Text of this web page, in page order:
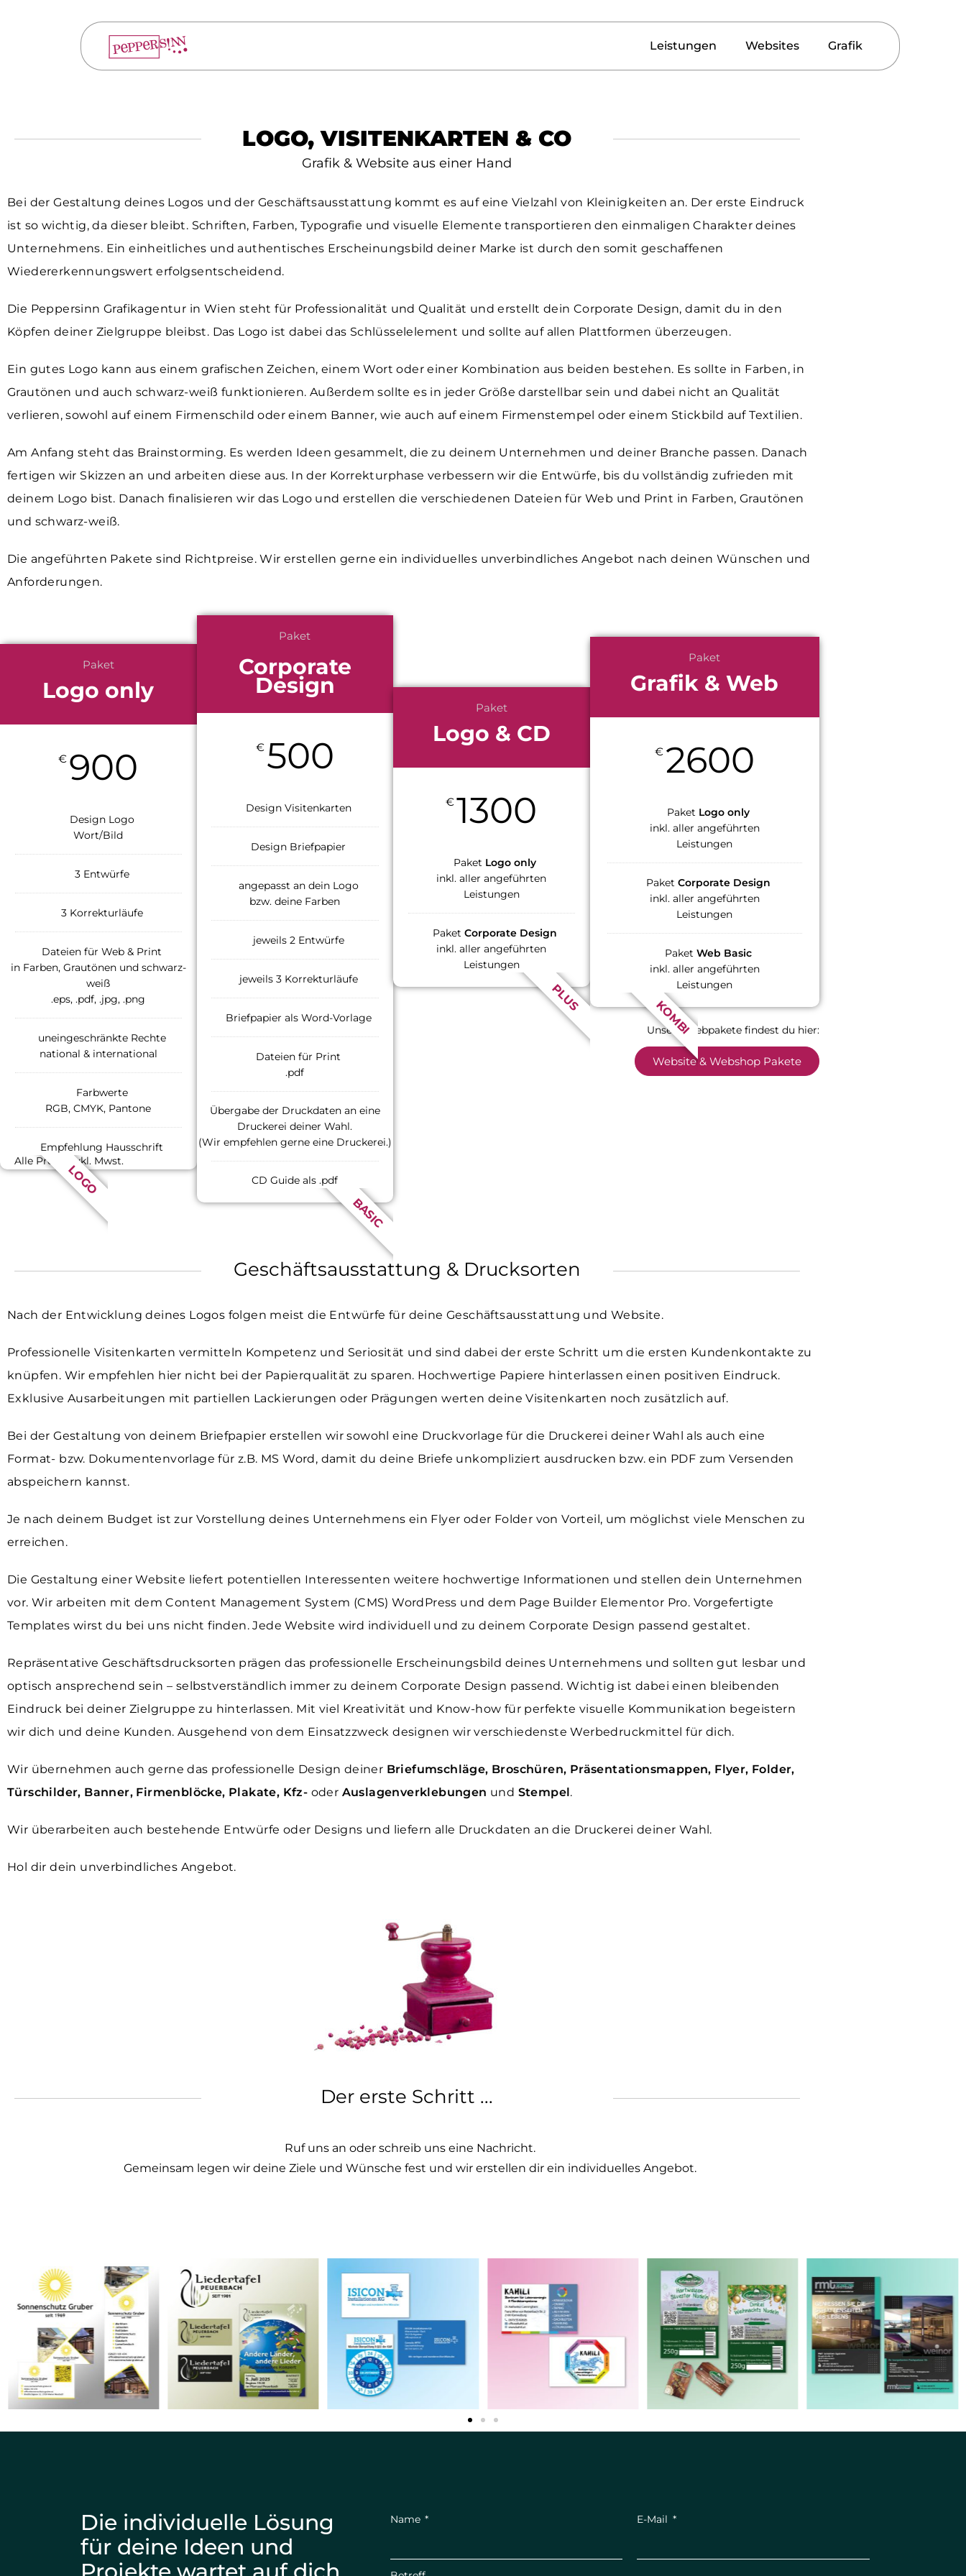
Leistungen Websites Grafik
LOGO, VISITENKARTEN & CO
Grafik &Website aus einer Hand
Bei der Gestaltung deines Logos und der Geschäftsausstattung kommt es auf eine Vielzahl von Kleinigkeiten an. Der erste Eindruck
ist so wichtig, da dieser bleibt. Schriften, Farben, Typografie und visuelle Elemente transportieren den einmaligen Charakter deines
Unternehmens. Ein einheitliches und authentisches Erscheinungsbild deiner Marke ist durch den somit geschaffenen
Wiedererkennungswert erfolgsentscheidend.
Die Peppersinn Grafikagentur in Wien steht für Professionalität und Qualität und erstellt dein Corporate Design, damit du in den
Köpfen deiner Zielgruppe bleibst. Das Logo ist dabei das Schlüsselelement und sollte auf allen Plattformen überzeugen.
Ein gutes Logo kann aus einem grafischen Zeichen, einem Wort oder einer Kombination aus beiden bestehen. Es sollte in Farben, in
Grautönen und auch schwarz-weiß funktionieren. Außerdem sollte es in jeder Größe darstellbar sein und dabei nicht an Qualität
verlieren, sowohl auf einem Firmenschild oder einem Banner, wie auch auf einem Firmenstempel oder einem Stickbild auf Textilien.
Am Anfang steht das Brainstorming. Es werden Ideen gesammelt, die zu deinem Unternehmen und deiner Branche passen. Danach
fertigen wir Skizzen an und arbeiten diese aus. In der Korrekturphase verbessern wir die Entwürfe, bis du vollständig zufrieden mit
deinem Logo bist. Danach finalisieren wir das Logo und erstellen die verschiedenen Dateien für Web und Print in Farben, Grautönen
und schwarz-weiß.
Die angeführten Pakete sind Richtpreise. Wir erstellen gerne ein individuelles unverbindliches Angebot nach deinen Wünschen und
Anforderungen.
Paket
Logo only
€ 900
Design Logo
Wort/Bild
3 Entwürfe
3 Korrekturläufe
Dateien für Web & Print
in Farben, Grautönen und schwarz-
weiß
.eps, .pdf, .jpg, .png
uneingeschränkte Rechte
national & international
Farbwerte
RGB, CMYK, Pantone
Empfehlung Hausschrift
LOGO
Paket
Corporate
Design
€ 500
Design Visitenkarten
Design Briefpapier
angepasst an dein Logo
bzw. deine Farben
jeweils 2 Entwürfe
jeweils 3 Korrekturläufe
Briefpapier als Word-Vorlage
Dateien für Print
.pdf
Übergabe der Druckdaten an eine
Druckerei deiner Wahl.
(Wir empfehlen gerne eine Druckerei.)
CD Guide als .pdf
BASIC
Paket
Logo & CD
€1300
Paket Logo only
inkl. aller angeführten
Leistungen
PaketCorporate Design
inkl. aller angeführten
Leistungen
PLUS
Paket
Grafik & Web
€ 2600
Paket Logo only
inkl. aller angeführten
Leistungen
Paket Corporate Design
inkl. aller angeführten
Leistungen
Paket Web Basic
inkl. aller angeführten
Leistungen
KOMBI
Unsere Webpakete findest du hier:
Website & Webshop Pakete
Alle Preise exkl. Mwst.
Geschäftsausstattung & Drucksorten
Nach der Entwicklung deines Logos folgen meist die Entwürfe für deine Geschäftsausstattung und Website.
Professionelle Visitenkarten vermitteln Kompetenz und Seriosität und sind dabei der erste Schritt um die ersten Kundenkontakte zu
knüpfen. Wir empfehlen hier nicht bei der Papierqualität zu sparen. Hochwertige Papiere hinterlassen einen positiven Eindruck.
Exklusive Ausarbeitungen mit partiellen Lackierungen oder Prägungen werten deine Visitenkarten noch zusätzlich auf.
Bei der Gestaltung von deinem Briefpapier erstellen wir sowohl eine Druckvorlage für die Druckerei deiner Wahl als auch eine
Format- bzw. Dokumentenvorlage für z.B. MS Word, damit du deine Briefe unkompliziert ausdrucken bzw. ein PDF zum Versenden
abspeichern kannst.
Je nach deinem Budget ist zur Vorstellung deines Unternehmens ein Flyer oder Folder von Vorteil, um möglichst viele Menschen zu
erreichen.
Die Gestaltung einerWebsite liefert potentiellen Interessenten weitere hochwertige Informationen und stellen dein Unternehmen
vor. Wir arbeiten mit dem Content Management System (CMS)WordPress und dem Page Builder Elementor Pro. Vorgefertigte
Templates wirst du bei uns nicht finden. Jede Website wird individuell und zu deinem Corporate Design passend gestaltet.
Repräsentative Geschäftsdrucksorten prägen das professionelle Erscheinungsbild deines Unternehmens und sollten gut lesbar und
optisch ansprechend sein – selbstverständlich immer zu deinem Corporate Design passend. Wichtig ist dabei einen bleibenden
Eindruck bei deiner Zielgruppe zu hinterlassen. Mit viel Kreativität und Know-how für perfekte visuelle Kommunikation begeistern
wir dich und deine Kunden. Ausgehend von dem Einsatzzweck designen wir verschiedenste Werbedruckmittel für dich.
Wir übernehmen auch gerne das professionelle Design deiner Briefumschläge, Broschüren, Präsentationsmappen, Flyer, Folder,
Türschilder, Banner, Firmenblöcke, Plakate, Kfz- oder Auslagenverklebungen und Stempel.
Wir überarbeiten auch bestehende Entwürfe oder Designs und liefern alle Druckdaten an die Druckerei deiner Wahl.
Hol dir dein unverbindliches Angebot.
Der erste Schritt ...
Ruf uns an oder schreib uns eine Nachricht.
Gemeinsam legen wir deine Ziele und Wünsche fest und wir erstellen dir ein individuelles Angebot.
Die individuelle Lösung
für deine Ideen und
Name E-Mail